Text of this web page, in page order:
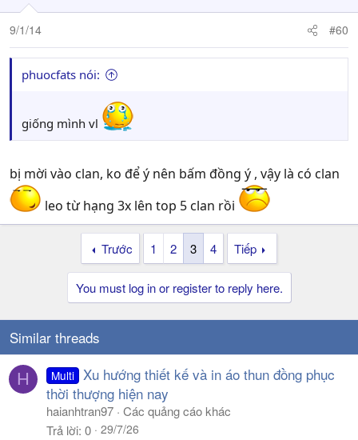
9/1/14 #60
phuocfats nói:
giống mình vl
bị mời vào clan, ko để ý nên bấm đồng ý , vậy là có clan
leo từ hạng 3x lên top 5 clan rồi
Trước 1 2 3 4 Tiếp
You must log in or register to reply here.
Similar threads
H Multi Xu hướng thiết kế và in áo thun đồng phục
thời thượng hiện nay
haianhtran97 Các quảng cáo khác
Trả lời 0 29/7/26